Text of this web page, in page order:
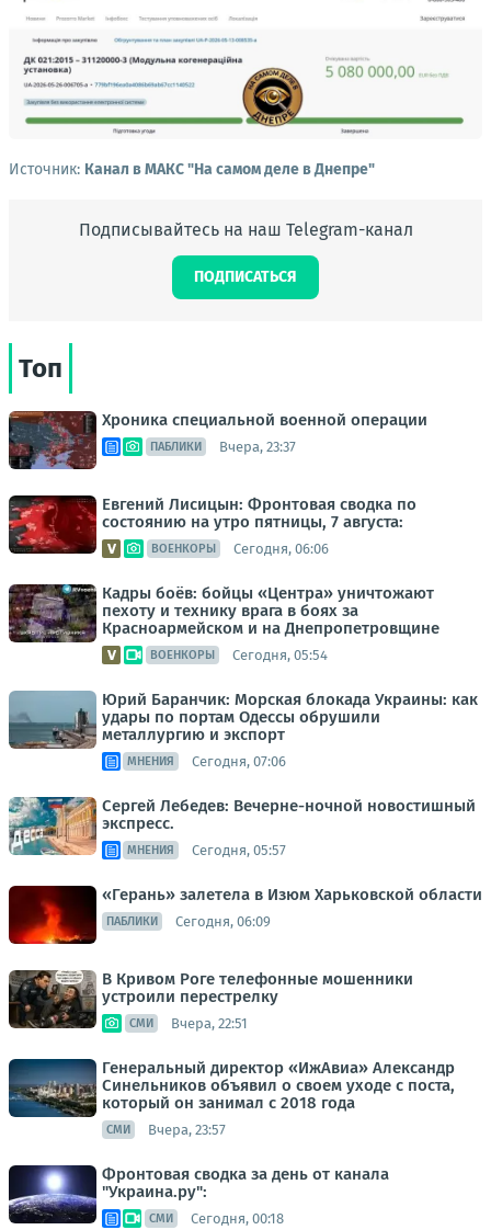
Источник: Канал в МАКС "На самом деле в Днепре"
Подписывайтесь на наш Telegram-канал
ПОДПИСАТЬСЯ
Топ
Хроника специальной военной операции
ПАБЛИКИ Вчера, 23:37
Евгений Лисицын: Фронтовая сводка по
состоянию на утро пятницы, 7 августа:
ВОЕНКОРЫ Сегодня, 06:06
Кадры боёв: бойцы «Центра» уничтожают
пехоту и технику врага в боях за
Красноармейском и на Днепропетровщине
ВОЕНКОРЫ Сегодня, 05:54
Юрий Баранчик: Морская блокада Украины: как
удары по портам Одессы обрушили
металлургию и экспорт
МНЕНИЯ Сегодня, 07:06
Сергей Лебедев: Вечерне-ночной новостишный
экспресс.
МНЕНИЯ Сегодня, 05:57
«Герань» залетела в Изюм Харьковской области
ПАБЛИКИ Сегодня, 06:09
В Кривом Роге телефонные мошенники
устроили перестрелку
СМИ Вчера, 22:51
Генеральный директор «ИжАвиа» Александр
Синельников объявил о своем уходе с поста,
который он занимал с 2018 года
СМИ Вчера, 23:57
Фронтовая сводка за день от канала
"Украина.ру":
СМИ Сегодня, 00:18